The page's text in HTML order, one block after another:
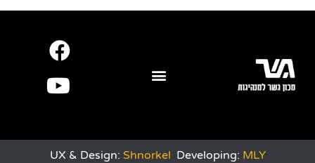
UX & Design:Shnorkel Developing:MLY